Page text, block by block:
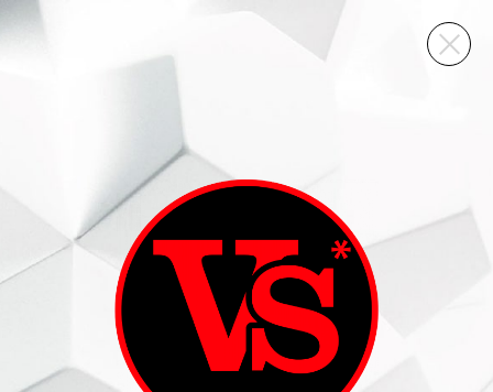
ВИННЫЙ СКЛАД